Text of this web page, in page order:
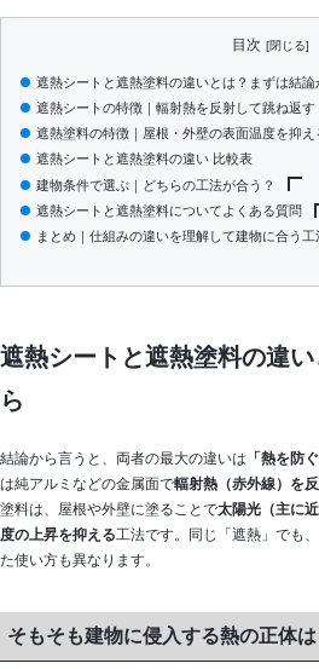
目次
遮熱シートと遮熱塗料の違いとは？まずは結論
そもそも建物に侵入する熱の正体は「輻射
「遮熱」と「断熱」の違いも押さえておく
遮熱シートの特徴｜輻射熱を反射して跳ね返す
遮熱シートのメリット
遮熱シートの注意点
遮熱塗料の特徴｜屋根・外壁の表面温度を抑え
遮熱塗料のメリット
遮熱塗料の注意点
遮熱シートと遮熱塗料の違い 比較表
建物条件で選ぶ｜どちらの工法が合う？
遮熱シートが向いている建物
遮熱塗料が向いている建物
遮熱シートと遮熱塗料についてよくある質問
Q. 遮熱シートと遮熱塗料は併用できる？
Q. 長期的に見るとどちらがコストを抑えら
まとめ｜仕組みの違いを理解して建物に合う工
遮熱シートと遮熱塗料の違
ら
結論から言うと、両者の最大の違いは 「熱を防
は純アルミなどの金属面で輻射熱（赤外線）を
塗料は、屋根や外壁に塗ることで太陽光（主に
度の上昇を抑える工法です。同じ「遮熱」でも
た使い方も異なります。
そもそも建物に侵入する熱の正体は